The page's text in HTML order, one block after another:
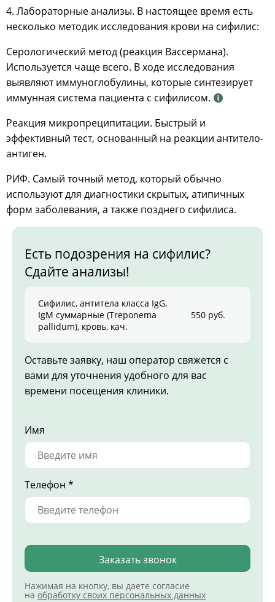
4. Лабораторные анализы. В настоящее время есть
несколько методик исследования крови на сифилис:
Серологический метод (реакция Вассермана).
Используется чаще всего. В ходе исследования
выявляют иммуноглобулины, которые синтезирует
иммунная система пациента с сифилисом.
Реакция микропреципитации. Быстрый и
эффективный тест, основанный на реакции антитело-
антиген.
РИФ. Самый точный метод, который обычно
используют для диагностики скрытых, атипичных
форм заболевания, а также позднего сифилиса.
Есть подозрения на сифилис?
Сдайте анализы!
Сифилис, антитела класса IgG,
IgM cуммарные (Treponema
pallidum), кровь, кач.
550 руб.
Оставьте заявку, наш оператор свяжется с
вами для уточнения удобного для вас
времени посещения клиники.
Имя
Телефон *
Заказать звонок
Нажимая на кнопку, вы даете согласие
на обработку своих персональных данных